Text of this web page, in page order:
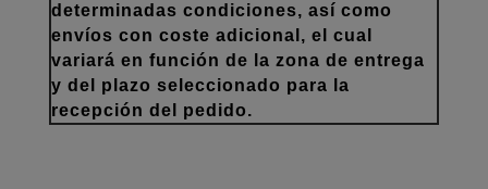
determinadas condiciones, así como
envíos con coste adicional, el cual
variará en función de la zona de entrega
y del plazo seleccionado para la
recepción del pedido.